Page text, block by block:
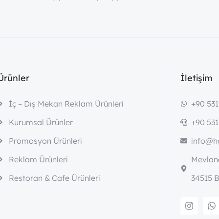
İç – Dış Mekan Reklam Ürünleri
Kurumsal Ürünler
Promosyon Ürünleri
Reklam Ürünleri
Restoran & Cafe Ürünleri
İletişim
+90
+90
34515